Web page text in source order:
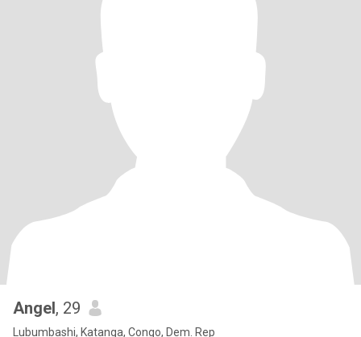
Angel, 29
Lubumbashi, Katanga, Congo, Dem. Rep